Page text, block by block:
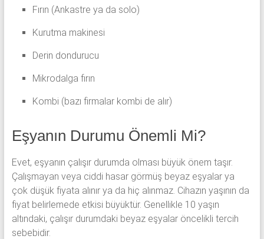
Fırın (Ankastre ya da solo)
Kurutma makinesi
Derin dondurucu
Mikrodalga fırın
Kombi (bazı firmalar kombi de alır)
Eşyanın Durumu Önemli Mi?
Evet, eşyanın çalışır durumda olması büyük önem taşır.
Çalışmayan veya ciddi hasar görmüş beyaz eşyalar ya
çok düşük fiyata alınır ya da hiç alınmaz. Cihazın yaşının da
fiyat belirlemede etkisi büyüktür. Genellikle 10 yaşın
altındaki, çalışır durumdaki beyaz eşyalar öncelikli tercih
sebebidir.